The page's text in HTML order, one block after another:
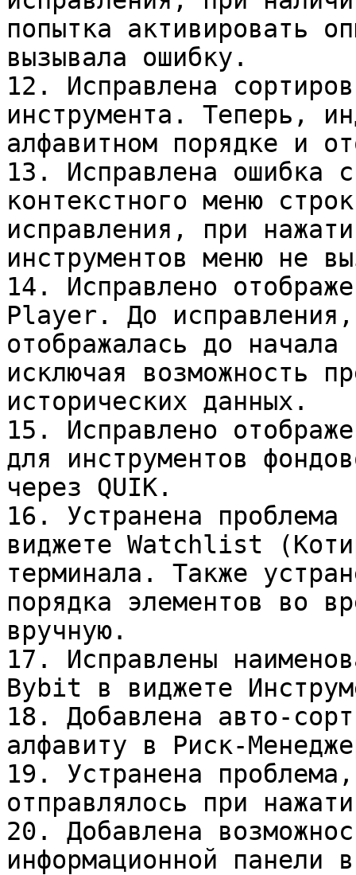
попытка активировать
вызывала ошибку.
12. Исправлена
инструмента. Теперь,
алфавитном порядке и
13. Исправлена ошибка
контекстного меню
исправления, при
инструментов меню не
14. Исправлено
Player. До
отображалась до начала
исключая возможность
исторических данных.
15. Исправлено
для инструментов
через QUIK.
16. Устранена проблема
виджете Watchlist
терминала. Также
порядка элементов во
вручную.
17. Исправлены
Bybit в виджете
18. Добавлена авто-
алфавиту в Риск-
19. Устранена
отправлялось при
20. Добавлена
информационной